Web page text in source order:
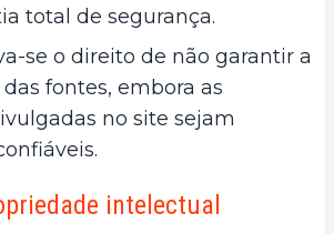
total de segurança.
se o direito de não garantir a
fontes, embora as
no site sejam
intelectual